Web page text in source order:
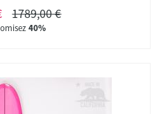
1789,00 €
40%